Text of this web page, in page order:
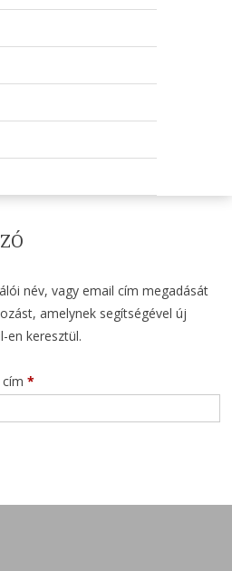
név, vagy email cím megadását
amelynek segítségével új
en keresztül.
*